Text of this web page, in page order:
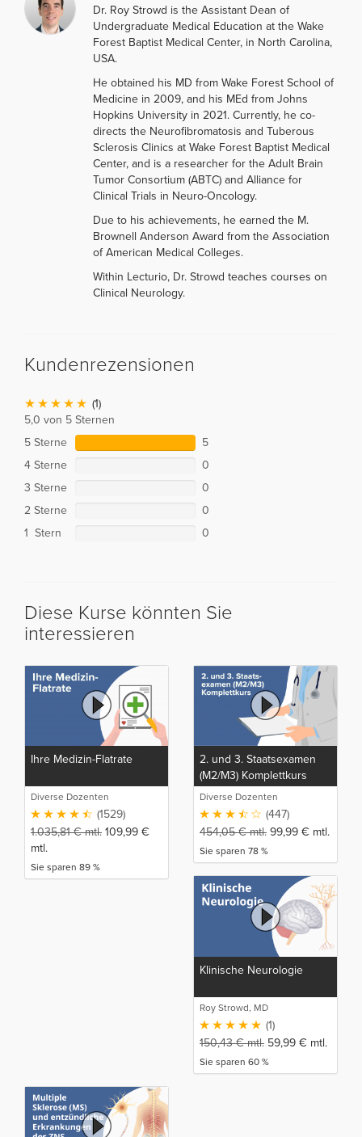
Dr. Roy Strowd is the Assistant Dean of
Undergraduate Medical Education at the Wake
Forest Baptist Medical Center, in North Carolina,
USA.
He obtained his MD from Wake Forest School of
Medicine in 2009, and his MEd from Johns
Hopkins University in 2021. Currently, he co-
directs the Neurofibromatosis and Tuberous
Sclerosis Clinics at Wake Forest Baptist Medical
Center, and is a researcher for the Adult Brain
Tumor Consortium (ABTC) and Alliance for
Clinical Trials in Neuro-Oncology.
Due to his achievements, he earned the M.
Brownell Anderson Award from the Association
of American Medical Colleges.
Within Lecturio, Dr. Strowd teaches courses on
Clinical Neurology.
Kundenrezensionen
(1)
5,0 von 5 Sternen
5 Sterne
5
4 Sterne
0
3 Sterne
0
2 Sterne
0
1 Stern
0
Diese Kurse könnten Sie
interessieren
Ihre Medizin-Flatrate
Diverse Dozenten
(1529)
1.035,81€mtl. 109,99 €
mtl.
Sie sparen 89 %
2. und 3. Staatsexamen
(M2/M3) Komplettkurs
Diverse Dozenten
(447)
454,05€mtl. 99,99 € mtl.
Sie sparen 78 %
Klinische Neurologie
Roy Strowd, MD
(1)
150,43€mtl. 59,99 € mtl.
Sie sparen 60 %